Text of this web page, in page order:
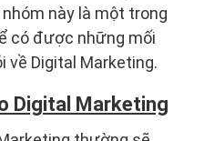
này là một trong
có được những mối
về Digital Marketing.
Digital Marketing